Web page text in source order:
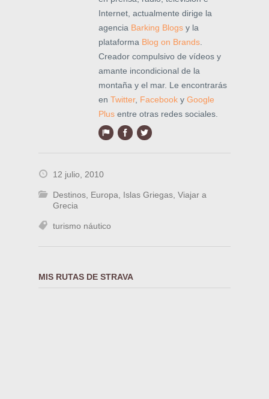
Internet, actualmente dirige la
agencia Barking Blogs y la
plataforma Blog on Brands.
Creador compulsivo de vídeos y
amante incondicional de la
montaña y el mar. Le encontrarás
en Twitter, Facebook y Google
Plus entre otras redes sociales.
12 julio, 2010
Destinos, Europa, Islas Griegas, Viajar a
Grecia
turismo náutico
MIS RUTAS DE STRAVA